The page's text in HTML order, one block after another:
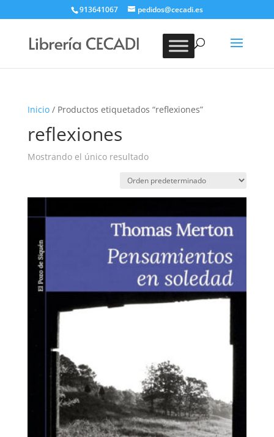
913641067 pedidos@cecadi.es
BUSCAR
Inicio/ Productos etiquetados “reflexiones”
reflexiones
Mostrando el único resultado